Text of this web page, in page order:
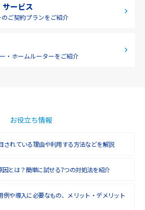
ービス
ご契約プランをご紹介
・ ホームルーターをご紹介
お役立ち情報
されている理由や利用する方法などを解説
因とは？簡単に試せる7つの対処法を紹介
例や導入に必要なもの、メリット・デメリット